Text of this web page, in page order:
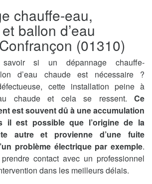
chauffe-eau,
ballon d’eau
(01310)
savoir si un dépannage chauffe-
d’eau chaude est nécessaire ?
cette installation peine à
chaude et cela se ressent. Ce
est souvent dû à une accumulation
il est possible que l’origine de la
autre et provienne d’une fuite
problème électrique par exemple.
contact avec un professionnel
dans les meilleurs délais.